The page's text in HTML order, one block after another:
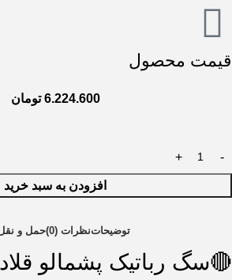
قیمت محصول
6.224.600 تومان
افزودن به سبد خرید
توضیحاتنظرات (0) حمل و نقل
🔴سگ رباتیک پشمالو